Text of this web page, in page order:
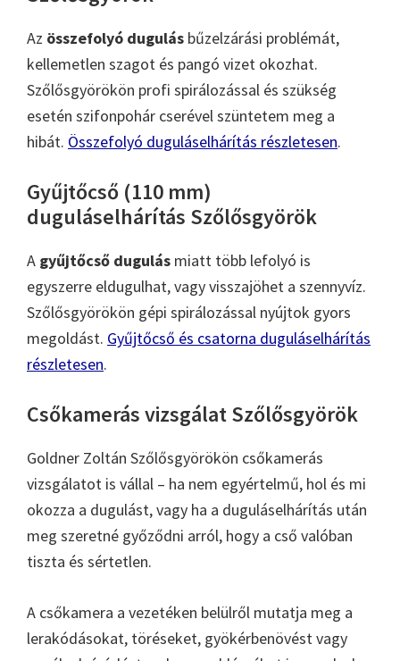
Az összefolyó dugulás bűzelzárási problémát,
kellemetlen szagot és pangó vizet okozhat.
Szőlősgyörökön profi spirálozással és szükség
esetén szifonpohár cserével szüntetem meg a
hibát. Összefolyó duguláselhárítás részletesen.
Gyűjtőcső (110 mm)
duguláselhárítás Szőlősgyörök
A gyűjtőcső dugulás miatt több lefolyó is
egyszerre eldugulhat, vagy visszajöhet a szennyvíz.
Szőlősgyörökön gépi spirálozással nyújtok gyors
megoldást. Gyűjtőcső és csatorna duguláselhárítás
részletesen.
Csőkamerás vizsgálat Szőlősgyörök
Goldner Zoltán Szőlősgyörökön csőkamerás
vizsgálatot is vállal – ha nem egyértelmű, hol és mi
okozza a dugulást, vagy ha a duguláselhárítás után
meg szeretné győződni arról, hogy a cső valóban
tiszta és sértetlen.
A csőkamera a vezetéken belülről mutatja meg a
lerakódásokat, töréseket, gyökérbenövést vagy